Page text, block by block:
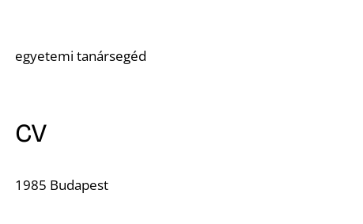
egyetemi tanársegéd
CV
1985 Budapest